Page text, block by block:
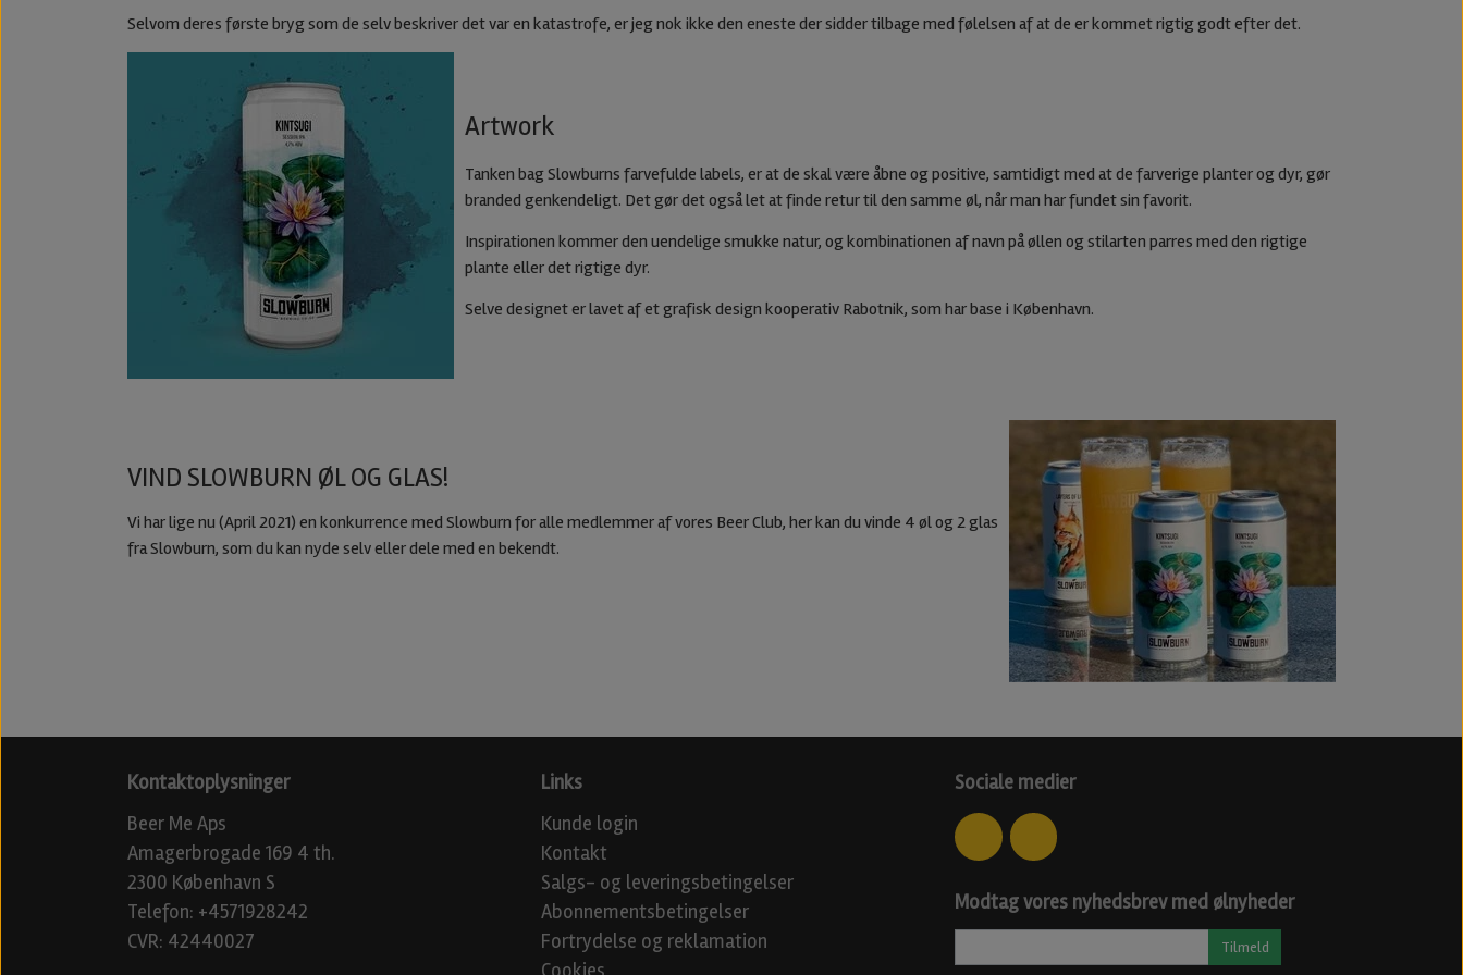
Selvom deres første bryg som de selv beskriver det var en katastrofe, er jeg nok ikke den eneste der sidder tilbage med følelsen af at de er kommet rigtig godt efter det.
Artwork
Tanken bag Slowburns farvefulde labels, er at de skal være åbne og positive, samtidigt med at de farverige planter og dyr, gør
branded genkendeligt. Det gør det også let at finde retur til den samme øl, når man har fundet sin favorit.
Inspirationen kommer den uendelige smukke natur, og kombinationen af navn på øllen og stilarten parres med den rigtige
plante eller det rigtige dyr.
Selve designet er lavet af et grafisk design kooperativ Rabotnik, som har base i København.
VIND SLOWBURN ØL OG GLAS!
Vi har lige nu (April 2021) en konkurrence med Slowburn for alle medlemmer af vores Beer Club, her kan du vinde 4 øl og 2 glas
fra Slowburn, som du kan nyde selv eller dele med en bekendt.
Kontaktoplysninger
Beer Me Aps
Amagerbrogade 169 4 th.
2300 København S
Telefon: +4571928242
CVR: 42440027
Links
Kunde login
Kontakt
Salgs- og leveringsbetingelser
Abonnementsbetingelser
Fortrydelse og reklamation
Cookies
Sociale medier
Modtag vores nyhedsbrev med ølnyheder
Tilmeld